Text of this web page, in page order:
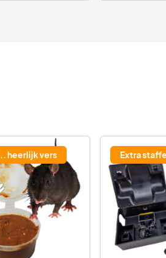
heerlijk vers Extra